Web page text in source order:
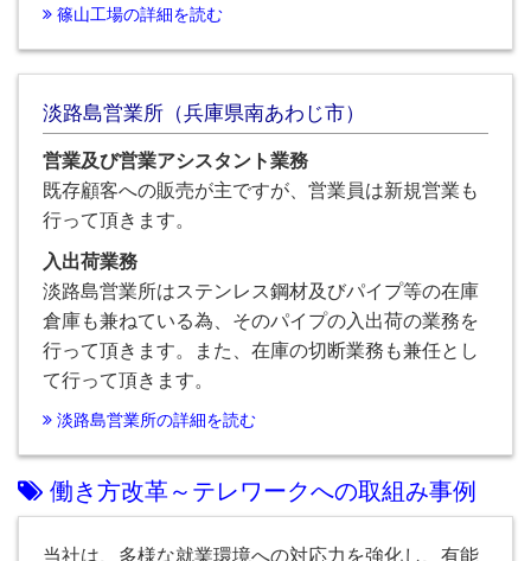
篠山工場の詳細を読む
淡路島営業所（兵庫県南あわじ市）
営業及び営業アシスタント業務
既存顧客への販売が主ですが、営業員は新規営業も
行って頂きます。
入出荷業務
淡路島営業所はステンレス鋼材及びパイプ等の在庫
倉庫も兼ねている為、そのパイプの入出荷の業務を
行って頂きます。また、在庫の切断業務も兼任とし
て行って頂きます。
淡路島営業所の詳細を読む
働き方改革～テレワークへの取組み事例
当社は、多様な就業環境への対応力を強化し、有能